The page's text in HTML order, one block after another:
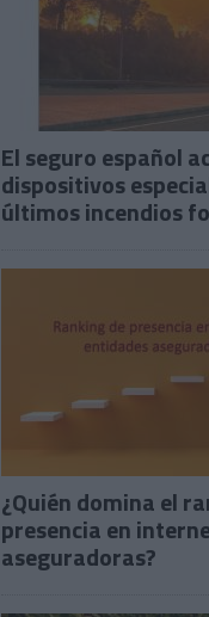
El seguro español
dispositivos
últimos incendios
¿Quién domina el
presencia en
aseguradoras?